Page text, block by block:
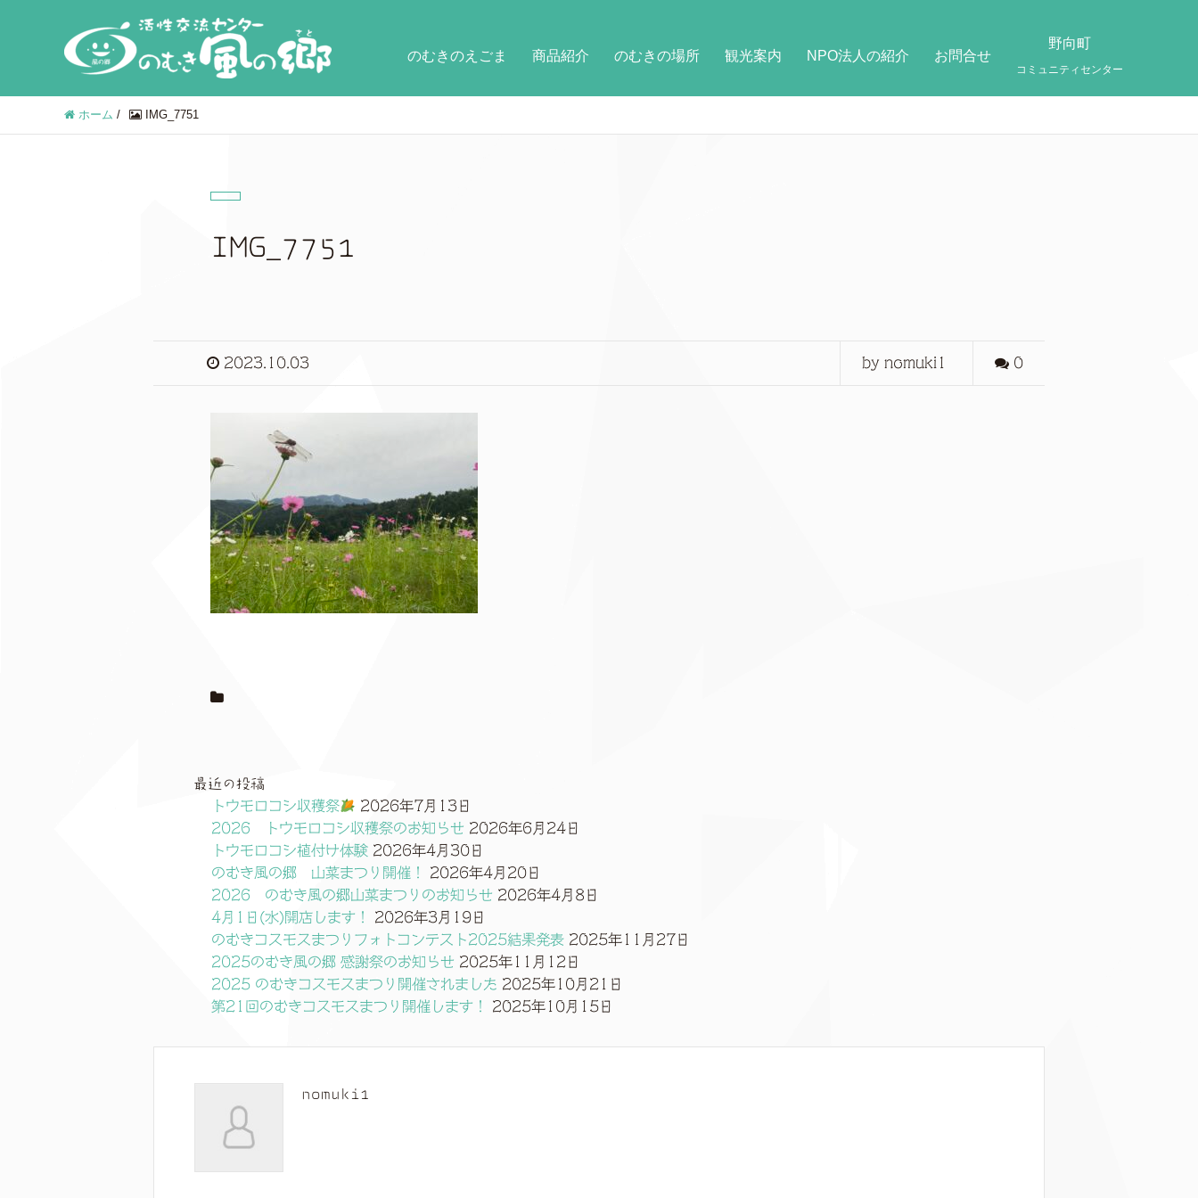
のむきのえごま 商品紹介 のむきの場所 観光案内 NPO法人の紹介 お問合せ
野向町
コミュニティセンター
ホーム / IMG_7751
IMG_7751
2023.10.03 by nomuki1 0
最近の投稿
トウモロコシ収穫祭
2026年7月13日
2026 トウモロコシ収穫祭のお知らせ 2026年6月24日
トウモロコシ植付け体験 2026年4月30日
のむき風の郷 山菜まつり開催！
2026年4月20日
2026 のむき風の郷山菜まつりのお知らせ 2026年4月8日
4月1日(水)開店します！
2026年3月19日
のむきコスモスまつりフォトコンテスト2025結果発表 2025年11月27日
2025のむき風の郷 感謝祭のお知らせ 2025年11月12日
2025 のむきコスモスまつり開催されました 2025年10月21日
第21回のむきコスモスまつり開催します！
2025年10月15日
nomuki1